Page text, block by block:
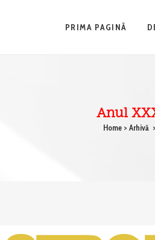
PRIMA PAGINĂ
Anul
Home> Arhivă >